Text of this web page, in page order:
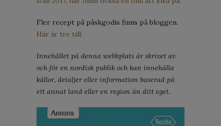
Fler recept på påskgodis finns på bloggen.
Här är tre till:
Innehållet på denna webbplats är skrivet av
och för en nordisk publik och kan innehålla
källor, detaljer eller information baserad på
ett annat land eller en region än ditt eget.